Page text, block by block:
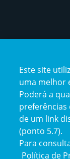
Este site
uma melhor
Poderá a
preferências
de um link
(ponto 5.7).
Para
Política de